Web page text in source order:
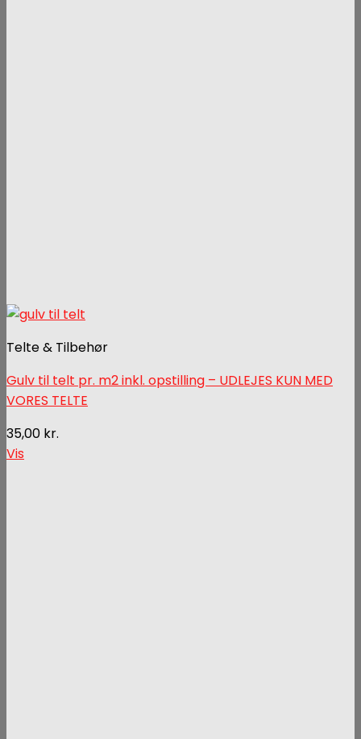
Telte & Tilbehør
Gulv til telt pr. m2 inkl. opstilling – UDLEJES KUN MED
VORES TELTE
35,00 kr.
Vis